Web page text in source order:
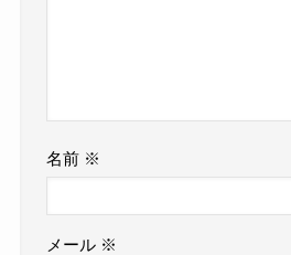
名前 ※
メール ※